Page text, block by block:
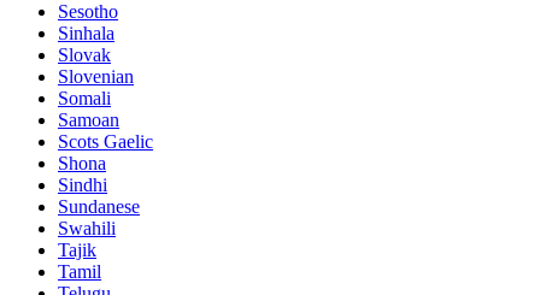
Sesotho
Sinhala
Slovak
Slovenian
Somali
Samoan
Scots Gaelic
Shona
Sindhi
Sundanese
Swahili
Tajik
Tamil